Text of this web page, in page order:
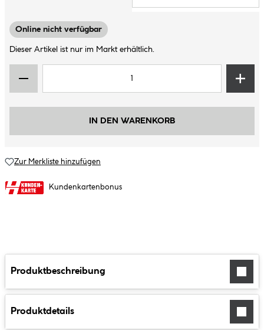
Online nicht verfügbar
Dieser Artikel ist nur im Markt erhältlich.
IN DEN WARENKORB
Zur Merkliste hinzufügen
Kundenkartenbonus
Produktbeschreibung
Produktdetails